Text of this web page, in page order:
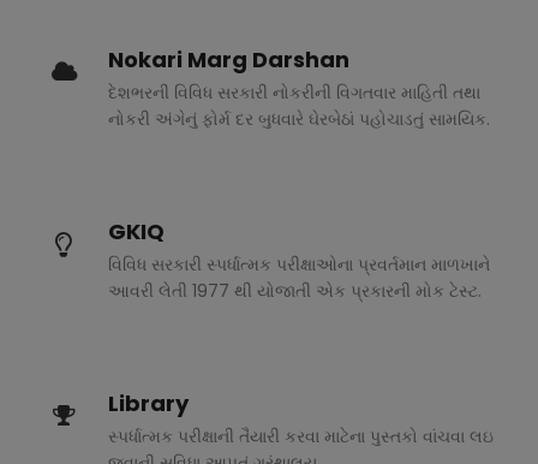
Nokari Marg Darshan
દેશભરની વિવિધ સરકારી નોકરીની વિગતવાર માહિતી તથા
નોકરી અંગેનું ફોર્મ દર બુધવારે ઘેરબેઠાં પહોચાડતું સામયિક.
GKIQ
વિવિધ સરકારી સ્પર્ધાત્મક પરીક્ષાઓના પ્રવર્તમાન માળખાને
આવરી લેતી 1977 થી યોજાતી એક પ્રકારની મોક ટેસ્ટ.
Library
સ્પર્ધાત્મક પરીક્ષાની તૈયારી કરવા માટેના પુસ્તકો વાંચવા લઇ